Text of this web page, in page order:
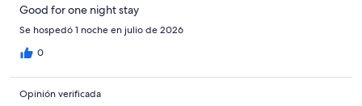
Good for one night stay
Se hospedó 1 noche en julio de 2026
0
Opinión verificada